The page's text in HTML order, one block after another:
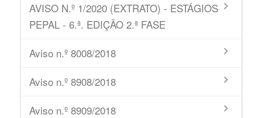
AVISO N.º 1/2020 (EXTRATO) - ESTÁGIOS
PEPAL - 6.ª. EDIÇÃO 2.ª FASE
Aviso n.º 8008/2018
Aviso n.º 8908/2018
Aviso n.º 8909/2018